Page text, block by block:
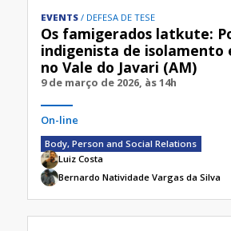
EVENTS DEFESA DE TESE
Os famigerados latkute:
indigenista de isolamento
no Vale do Javari (AM)
9 de março de 2026, às 14h
On-line
Body, Person and Social Relations
Luiz Costa
Bernardo Natividade Vargas da Silva